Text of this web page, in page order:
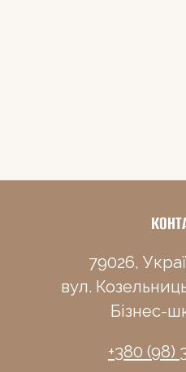
79026,
вул.
Бізнес-
+380 (98)